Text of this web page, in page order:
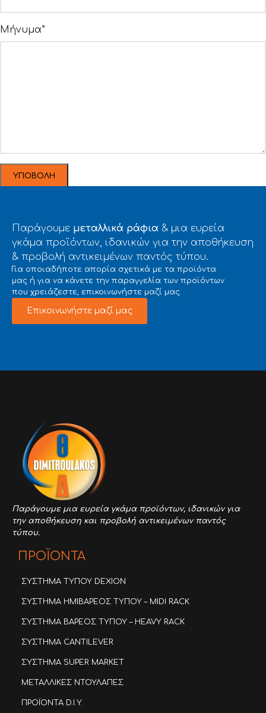
Μήνυμα*
Παράγουμε μεταλλικά ράφια & μια ευρεία
γκάμα προϊόντων, ιδανικών για την αποθήκευση
& προβολή αντικειμένων παντός τύπου.
Για οποιαδήποτε απορία σχετικά με τα προϊόντα
μας ή για να κάνετε την παραγγελία των προϊόντων
που χρειάζεστε, επικοινωνήστε μαζί μας.
Επικοινωνήστε μαζί μας
Παράγουμε μια ευρεία γκάμα προϊόντων, ιδανικών για
την αποθήκευση και προβολή αντικειμένων παντός
τύπου.
ΠΡΟΪΟΝΤΑ
ΣΥΣΤΗΜΑ ΤΥΠΟΥ DEXION
ΣΥΣΤΗΜΑ ΗΜΙΒΑΡΕΟΣ ΤΥΠΟΥ – MIDI RACK
ΣΥΣΤΗΜΑ ΒΑΡΕΟΣ ΤΥΠΟΥ – HEAVY RACK
ΣΥΣΤΗΜΑ CANTILEVER
ΣΥΣΤΗΜΑ SUPER MARKET
ΜΕΤΑΛΛΙΚΕΣ ΝΤΟΥΛΑΠΕΣ
ΠΡΟΪΟΝΤΑ D.I.Y.